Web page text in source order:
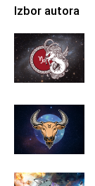
Izbor autora